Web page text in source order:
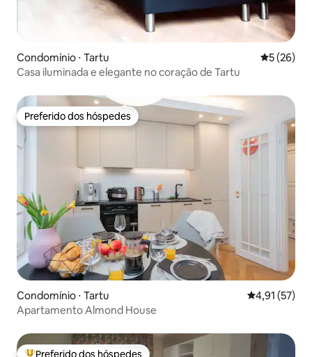
Condomínio ⋅ Tartu 5 de uma
5 (26)
Casa iluminada e elegante no coração de Tartu
Preferido dos hóspedes
Preferido dos hóspedes
Condomínio ⋅ Tartu 4,91 de uma
4,91 (57)
Apartamento Almond House
Preferido dos hóspedes